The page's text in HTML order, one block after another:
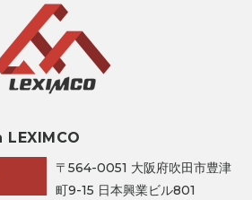
〒564-0051 大阪府吹田市豊津
町9-15 日本興業ビル801